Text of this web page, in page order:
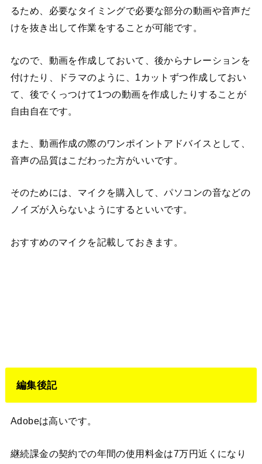
るため、必要なタイミングで必要な部分の動画や音声だ
けを抜き出して作業をすることが可能です。
なので、動画を作成しておいて、後からナレーションを
付けたり、ドラマのように、1カットずつ作成しておい
て、後でくっつけて1つの動画を作成したりすることが
自由自在です。
また、動画作成の際のワンポイントアドバイスとして、
音声の品質はこだわった方がいいです。
そのためには、マイクを購入して、パソコンの音などの
ノイズが入らないようにするといいです。
おすすめのマイクを記載しておきます。
編集後記
Adobeは高いです。
継続課金の契約での年間の使用料金は7万円近くになり